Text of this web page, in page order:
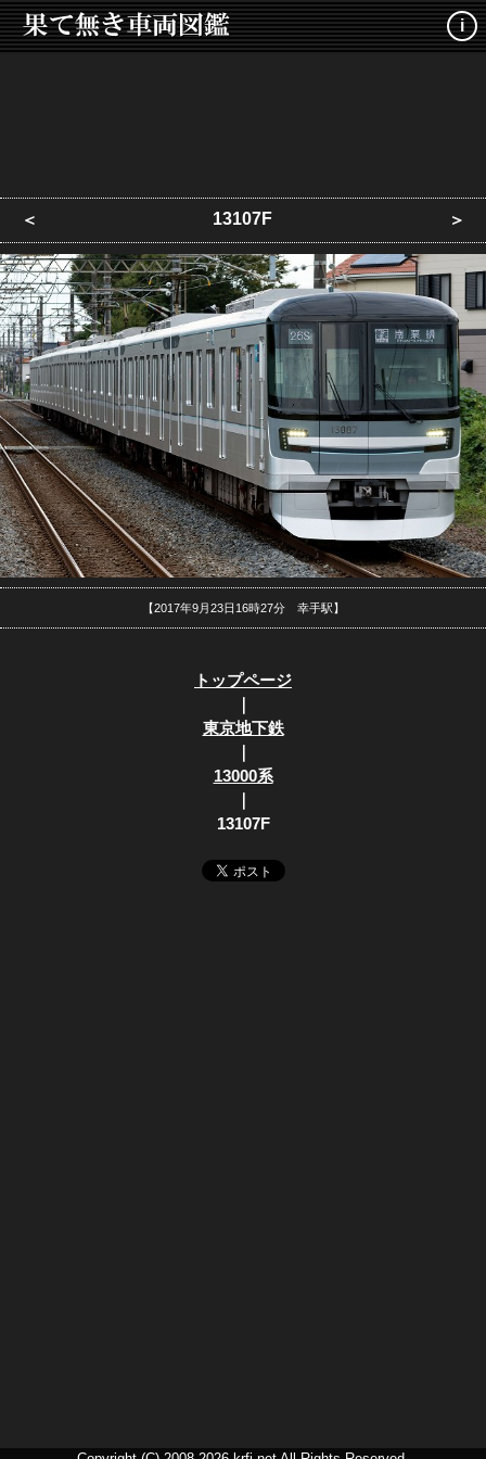
i
＜ 13107F ＞
【2017年9月23日16時27分 幸手駅】
トップページ
｜
東京地下鉄
｜
13000系
｜
13107F